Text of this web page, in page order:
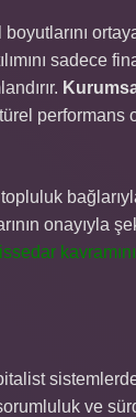
sadece
performans
topluluk
onayıyla
ve